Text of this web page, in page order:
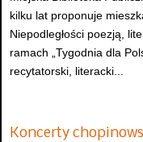
kilku lat proponuje
Niepodległości poezją,
ramach „Tygodnia dla
recytatorski, literacki...
Koncerty